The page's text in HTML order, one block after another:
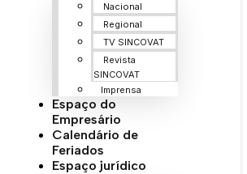
Nacional
Regional
TV SINCOVAT
Revista
SINCOVAT
Imprensa
Espaço do
Empresário
Calendário de
Feriados
Espaço jurídico